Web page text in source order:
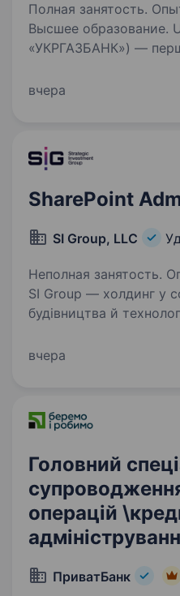
Полная занятость.
Высшее образование. UGB (АБ
«УКРГАЗБАНК») —
фінансування в
вчера
SharePoint
SI Group, LLC
Неполная занятость.
SI Group — холдинг у
будівництва й
Microsoft 365 і шукаємо
вчера
Головний
операцій
ПриватБанк